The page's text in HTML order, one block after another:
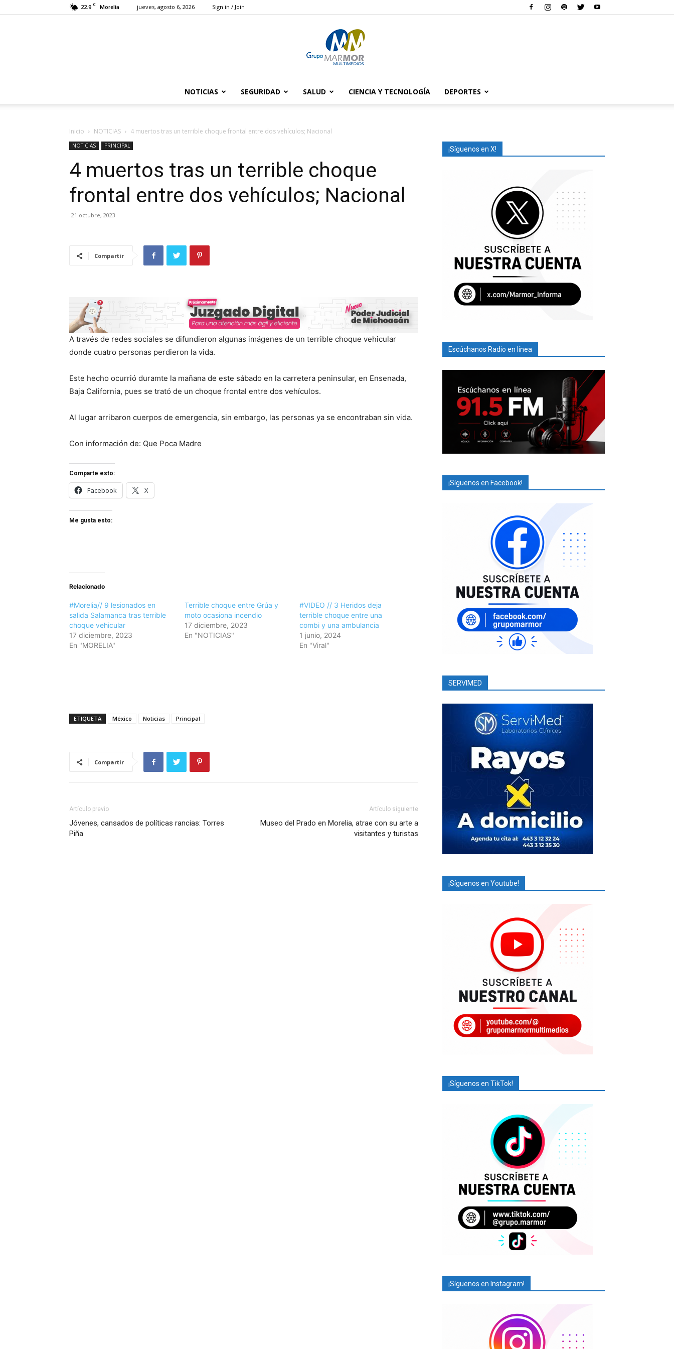
22.9 C Morelia jueves, agosto 6, 2026 Sign in / Join
Marmor
NOTICIAS SEGURIDAD SALUD CIENCIA Y TECNOLOGÍA DEPORTES
Inicio NOTICIAS 4 muertos tras un terrible choque frontal entre dos vehículos; Nacional
NOTICIAS PRINCIPAL
4 muertos tras un terrible choque
frontal entre dos vehículos; Nacional
21 octubre, 2023
Compartir
A través de redes sociales se difundieron algunas imágenes de un terrible choque vehicular
donde cuatro personas perdieron la vida.
Este hecho ocurrió duramte la mañana de este sábado en la carretera peninsular, en Ensenada,
Baja California, pues se trató de un choque frontal entre dos vehículos.
Al lugar arribaron cuerpos de emergencia, sin embargo, las personas ya se encontraban sin vida.
Con información de: Que Poca Madre
Comparte esto:
Facebook X
Me gusta esto:
Relacionado
#Morelia// 9 lesionados en
salida Salamanca tras terrible
choque vehicular
17 diciembre, 2023
En "MORELIA"
Terrible choque entre Grúa y
moto ocasiona incendio
17 diciembre, 2023
En "NOTICIAS"
#VIDEO // 3 Heridos deja
terrible choque entre una
combi y una ambulancia
1 junio, 2024
En "Viral"
ETIQUETA México Noticias Principal
Compartir
Artículo previo
Jóvenes, cansados de políticas rancias: Torres
Piña
Artículo siguiente
Museo del Prado en Morelia, atrae con su arte a
visitantes y turistas
¡Síguenos en X!
Escúchanos Radio en línea
¡Síguenos en Facebook!
SERVIMED
¡Síguenos en Youtube!
¡Síguenos en TikTok!
¡Síguenos en Instagram!